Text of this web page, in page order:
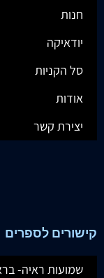
חנות
יודאיקה
סל הקניות
אודות
יצירת קשר
קישורים לספרים
שמועות ראיה-